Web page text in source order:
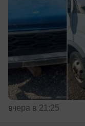
вчера в 21:25